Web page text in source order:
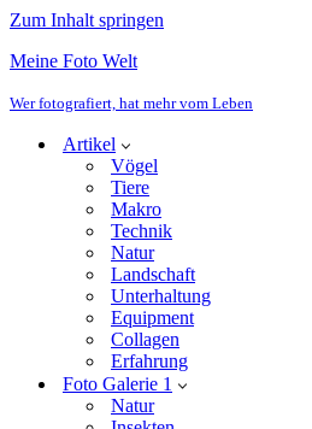
Zum Inhalt springen
Meine Foto Welt
Wer fotografiert, hat mehr vom Leben
Artikel
Vögel
Tiere
Makro
Technik
Natur
Landschaft
Unterhaltung
Equipment
Collagen
Erfahrung
Foto Galerie 1
Natur